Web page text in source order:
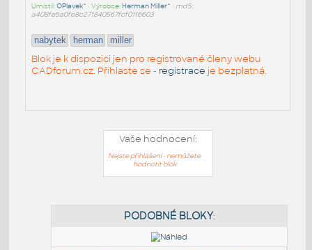
Umístil:OPlavek^ • Výrobce: Herman Miller^ • md5:
a408fe5a0fe8c271840567fcf0116603
nabytek herman miller
Blok je k dispozici jen pro registrované členy webu
CADforum.cz. Přihlaste se - registrace je bezplatná.
Vaše hodnocení:
Nejste přihlášeni - nemůžete
hodnotit blok